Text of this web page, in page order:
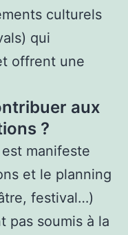
culturels
qui
offrent une
aux
?
manifeste
et le planning
festival…)
pas soumis à la